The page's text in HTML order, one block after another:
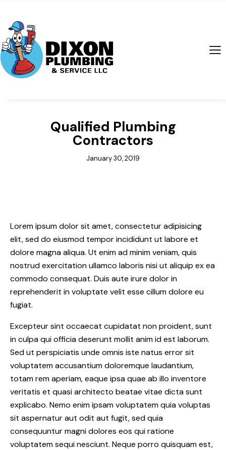
Qualified Plumbing
Contractors
January 30, 2019
Lorem ipsum dolor sit amet, consectetur adipisicing
elit, sed do eiusmod tempor incididunt ut labore et
dolore magna aliqua. Ut enim ad minim veniam, quis
nostrud exercitation ullamco laboris nisi ut aliquip ex ea
commodo consequat. Duis aute irure dolor in
reprehenderit in voluptate velit esse cillum dolore eu
fugiat.
Excepteur sint occaecat cupidatat non proident, sunt
in culpa qui officia deserunt mollit anim id est laborum.
Sed ut perspiciatis unde omnis iste natus error sit
voluptatem accusantium doloremque laudantium,
totam rem aperiam, eaque ipsa quae ab illo inventore
veritatis et quasi architecto beatae vitae dicta sunt
explicabo. Nemo enim ipsam voluptatem quia voluptas
sit aspernatur aut odit aut fugit, sed quia
consequuntur magni dolores eos qui ratione
voluptatem sequi nesciunt. Neque porro quisquam est,